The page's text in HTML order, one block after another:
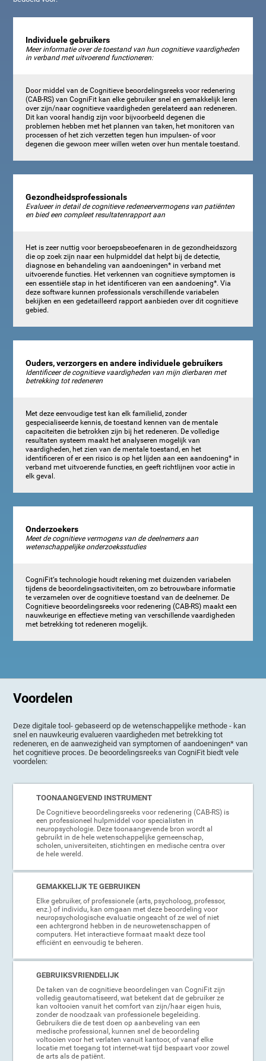
Individuele gebruikers
Meer informatie over de toestand van hun cognitieve vaardigheden
in verband met uitvoerend functioneren:
Door middel van de Cognitieve beoordelingsreeks voor redenering
(CAB-RS) van CogniFit kan elke gebruiker snel en gemakkelijk leren
over zijn/naar cognitieve vaardigheden gerelateerd aan redeneren.
Dit kan vooral handig zijn voor bijvoorbeeld degenen die
problemen hebben met het plannen van taken, het monitoren van
processen of het zich verzetten tegen hun impulsen- of voor
degenen die gewoon meer willen weten over hun mentale toestand.
Gezondheidsprofessionals
Evalueer in detail de cognitieve redeneervermogens van patiënten
en bied een compleet resultatenrapport aan
Het is zeer nuttig voor beroepsbeoefenaren in de gezondheidszorg
die op zoek zijn naar een hulpmiddel dat helpt bij de detectie,
diagnose en behandeling van aandoeningen* in verband met
uitvoerende functies. Het verkennen van cognitieve symptomen is
een essentiële stap in het identificeren van een aandoening*. Via
deze software kunnen professionals verschillende variabelen
bekijken en een gedetailleerd rapport aanbieden over dit cognitieve
gebied.
Ouders, verzorgers en andere individuele gebruikers
Identificeer de cognitieve vaardigheden van mijn dierbaren met
betrekking tot redeneren
Met deze eenvoudige test kan elk familielid, zonder
gespecialiseerde kennis, de toestand kennen van de mentale
capaciteiten die betrokken zijn bij het redeneren. De volledige
resultaten systeem maakt het analyseren mogelijk van
vaardigheden, het zien van de mentale toestand, en het
identificeren of er een risico is op het lijden aan een aandoening* in
verband met uitvoerende functies, en geeft richtlijnen voor actie in
elk geval.
Onderzoekers
Meet de cognitieve vermogens van de deelnemers aan
wetenschappelijke onderzoeksstudies
CogniFit‘s technologie houdt rekening met duizenden variabelen
tijdens de beoordelingsactiviteiten, om zo betrouwbare informatie
te verzamelen over de cognitieve toestand van de deelnemer. De
Cognitieve beoordelingsreeks voor redenering (CAB-RS) maakt een
nauwkeurige en effectieve meting van verschillende vaardigheden
met betrekking tot redeneren mogelijk.
Voordelen
Deze digitale tool- gebaseerd op de wetenschappelijke methode - kan
snel en nauwkeurig evalueren vaardigheden met betrekking tot
redeneren, en de aanwezigheid van symptomen of aandoeningen* van
het cognitieve proces. De beoordelingsreeks van CogniFit biedt vele
voordelen:
TOONAANGEVEND INSTRUMENT
De Cognitieve beoordelingsreeks voor redenering (CAB-RS) is
een professioneel hulpmiddel voor specialisten in
neuropsychologie. Deze toonaangevende bron wordt al
gebruikt in de hele wetenschappelijke gemeenschap,
scholen, universiteiten, stichtingen en medische centra over
de hele wereld.
GEMAKKELIJK TE GEBRUIKEN
Elke gebruiker, of professionele (arts, psycholoog, professor,
enz.) of individu, kan omgaan met deze beoordeling voor
neuropsychologische evaluatie ongeacht of ze wel of niet
een achtergrond hebben in de neurowetenschappen of
computers. Het interactieve formaat maakt deze tool
efficiënt en eenvoudig te beheren.
GEBRUIKSVRIENDELIJK
De taken van de cognitieve beoordelingen van CogniFit zijn
volledig geautomatiseerd, wat betekent dat de gebruiker ze
kan voltooien vanuit het comfort van zijn/haar eigen huis,
zonder de noodzaak van professionele begeleiding.
Gebruikers die de test doen op aanbeveling van een
medische professional, kunnen snel de beoordeling
voltooien voor het verlaten vanuit kantoor, of vanaf elke
locatie met toegang tot internet-wat tijd bespaart voor zowel
de arts als de patiënt.